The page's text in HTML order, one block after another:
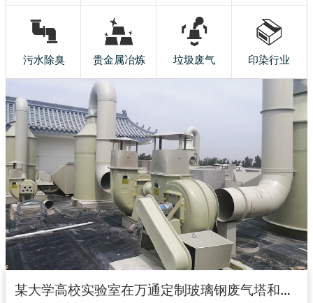
污水除臭 贵金属冶炼 垃圾废气 印染行业
某大学高校实验室在万通定制玻璃钢废气塔和玻璃钢风机